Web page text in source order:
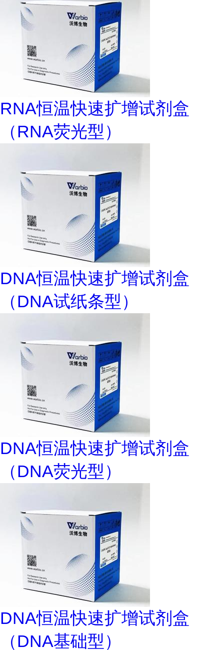
RNA恒温快速扩增试剂盒
（RNA荧光型）
DNA恒温快速扩增试剂盒
（DNA试纸条型）
DNA恒温快速扩增试剂盒
（DNA荧光型）
DNA恒温快速扩增试剂盒
（DNA基础型）